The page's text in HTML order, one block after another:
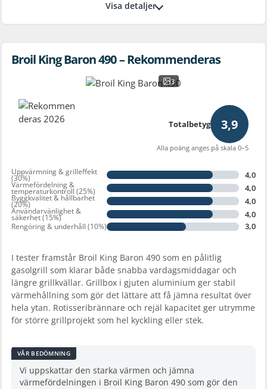
Visa detaljer
Broil King Baron 490 – Rekommenderas
3
Uppvärmning & grilleffekt
(30%) 4,0
Värmefördelning &
temperaturkontroll (25%) 4,0
Byggkvalitet & hållbarhet
(20%) 4,0
Användarvänlighet &
säkerhet (15%) 4,0
Rengöring & underhåll (10%) 3,0
Totalbetyg 3,9
Alla poäng anges på skala 0–5
I tester framstår Broil King Baron 490 som en pålitlig
gasolgrill som klarar både snabba vardagsmiddagar och
längre grillkvällar. Grillbox i gjuten aluminium ger stabil
värmehållning som gör det lättare att få jämna resultat över
hela ytan. Rotisseribrännare och rejäl kapacitet ger utrymme
för större grillprojekt som hel kyckling eller stek.
VÅR BEDÖMNING
Vi uppskattar den starka värmen och jämna
värmefördelningen i Broil King Baron 490 som gör den